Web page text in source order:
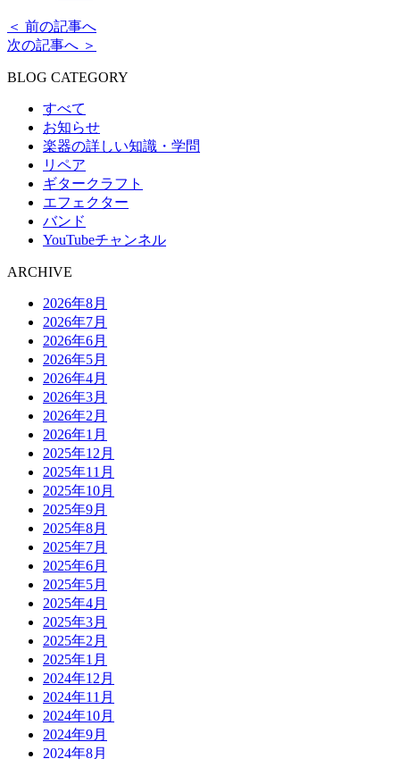
＜ 前の記事へ
次の記事へ ＞
BLOG CATEGORY
すべて
お知らせ
楽器の詳しい知識・学問
リペア
ギタークラフト
エフェクター
バンド
YouTubeチャンネル
ARCHIVE
2026年8月
2026年7月
2026年6月
2026年5月
2026年4月
2026年3月
2026年2月
2026年1月
2025年12月
2025年11月
2025年10月
2025年9月
2025年8月
2025年7月
2025年6月
2025年5月
2025年4月
2025年3月
2025年2月
2025年1月
2024年12月
2024年11月
2024年10月
2024年9月
2024年8月